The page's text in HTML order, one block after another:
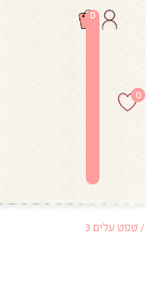
0
0
/ טפט עלים 3